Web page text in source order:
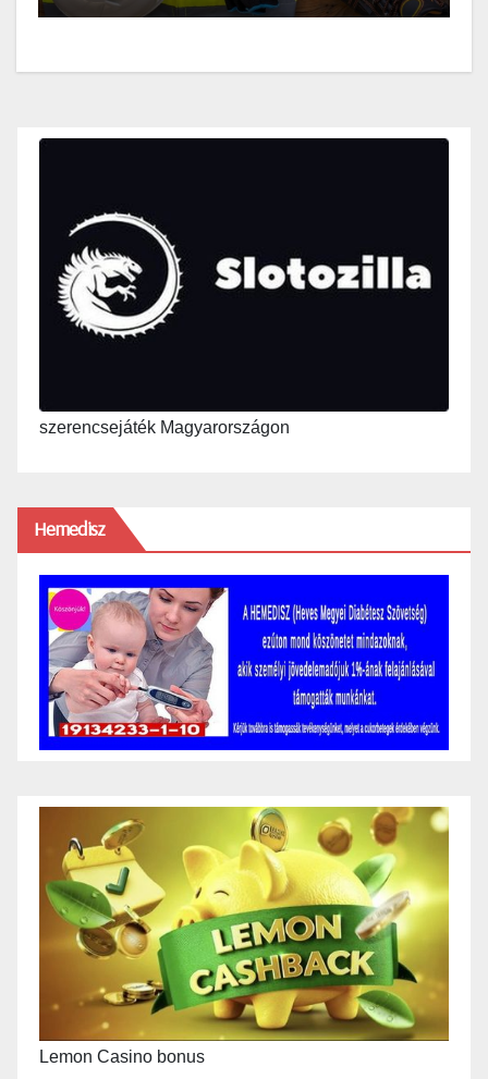
szerencsejáték Magyarországon
Hemedisz
Lemon Casino bonus